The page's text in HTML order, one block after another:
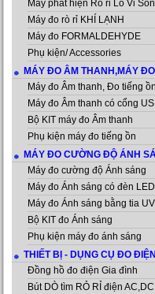
Máy phát hiện Rò rỉ Lò Vi
Máy đo rò rỉ KHÍ LẠNH
Máy đo FORMALDEHYDE
Phụ kiện/ Accessories
MÁY ĐO ÂM THANH,MÁY
Máy đo Âm thanh, Đo tiếng ồn
Máy đo Âm thanh có cổng
Bộ KIT máy đo Âm thanh
Phụ kiện máy đo tiếng ồn
MÁY ĐO CƯỜNG ĐỘ ÁNH
Máy đo cường độ Ánh sáng
Máy đo Ánh sáng có đèn LED
Máy đo Ánh sáng bằng tia UV
Bộ KIT đo Ánh sáng
Phụ kiện máy đo ánh sáng
THIẾT BỊ - DỤNG CỤ ĐO ĐIỆN
Đồng hồ đo điện Gia đình
Bút DÒ tìm RỎ RỈ điện AC,DC